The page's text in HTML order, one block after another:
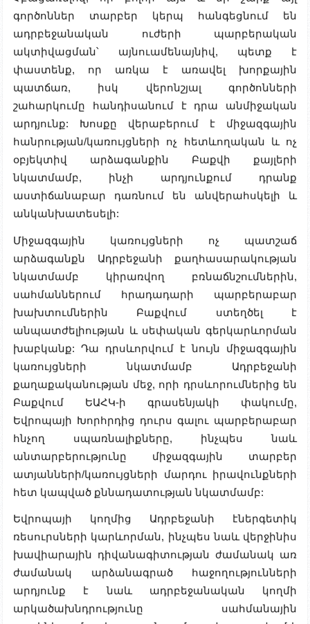
գործոններ տարբեր կերպ հանգեցնում են
ադրբեջանական ուժերի պարբերական
ակտիվացման՝ այնուամենայնիվ, պետք է
փաստենք, որ առկա է առավել խորքային
պատճառ, իսկ վերոնշյալ գործոնների
շահարկումը հանդիսանում է դրա անմիջական
արդյունք: Խոսքը վերաբերում է միջազգային
հանրության/կառույցների ոչ հետևողական և ոչ
օբյեկտիվ արձագանքին Բաքվի քայլերի
նկատմամբ, ինչի արդյունքում դրանք
աստիճանաբար դառնում են անվերահսկելի և
անկանխատեսելի:
Միջազգային կառույցների ոչ պատշաճ
արձագանքն Ադրբեջանի քաղհասարակության
նկատմամբ կիրառվող բռնաճնշումներին,
սահմաններում հրադադարի պարբերաբար
խախտումներին Բաքվում ստեղծել է
անպատժելիության և սեփական գերկարևորման
խաբկանք: Դա դրսևորվում է նույն միջազգային
կառույցների նկատմամբ Ադրբեջանի
քաղաքականության մեջ, որի դրսևորումներից են
Բաքվում ԵԱՀԿ-ի գրասենյակի փակումը,
Եվրոպայի Խորհրդից դուրս գալու պարբերաբար
հնչող սպառնալիքները, ինչպես նաև
անտարբերությունը միջազգային տարբեր
ատյանների/կառույցների մարդու իրավունքների
հետ կապված քննադատության նկատմամբ:
Եվրոպայի կողմից Ադրբեջանի էներգետիկ
ռեսուրսների կարևորման, ինչպես նաև վերջինիս
խավիարային դիվանագիտության ժամանակ առ
ժամանակ արձանագրած հաջողությունների
արդյունք է նաև ադրբեջանական կողմի
արկածախնդրությունը սահմանային